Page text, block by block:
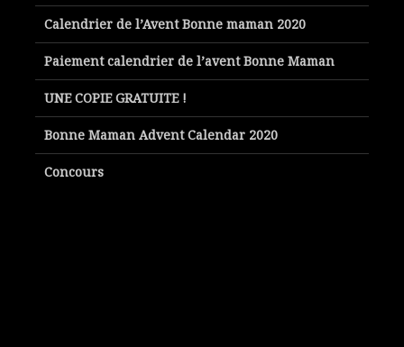
Calendrier de l’Avent Bonne maman 2020
Paiement calendrier de l’avent Bonne Maman
UNE COPIE GRATUITE !
Bonne Maman Advent Calendar 2020
Concours